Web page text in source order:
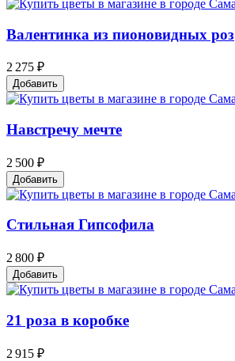
Валентинка из пионовидных роз
2 275 ₽
Добавить
Навстречу мечте
2 500 ₽
Добавить
Стильная Гипсофила
2 800 ₽
Добавить
21 роза в коробке
2 915 ₽